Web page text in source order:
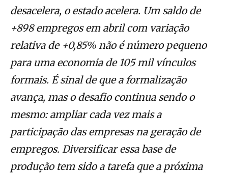
desacelera, o estado acelera. Um saldo de
+898 empregos em abril com variação
relativa de +0,85% não é número pequeno
para uma economia de 105 mil vínculos
formais. É sinal de que a formalização
avança, mas o desafio continua sendo o
mesmo: ampliar cada vez mais a
participação das empresas na geração de
empregos. Diversificar essa base de
produção tem sido a tarefa que a próxima